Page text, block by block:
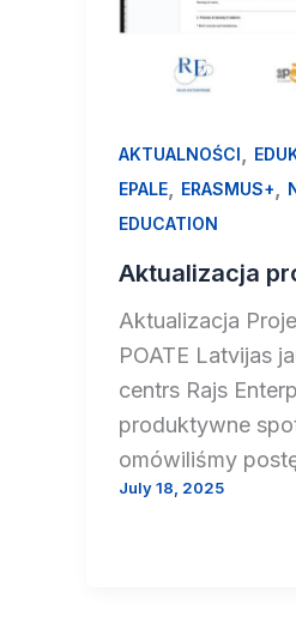
AKTUALNOŚCI,
EPALE, ERASMUS+,
EDUCATION
Aktualizacja
Aktualizacja
POATE Latvijas
centrs Rajs
produktywne
omówiliśmy
July 18, 2025